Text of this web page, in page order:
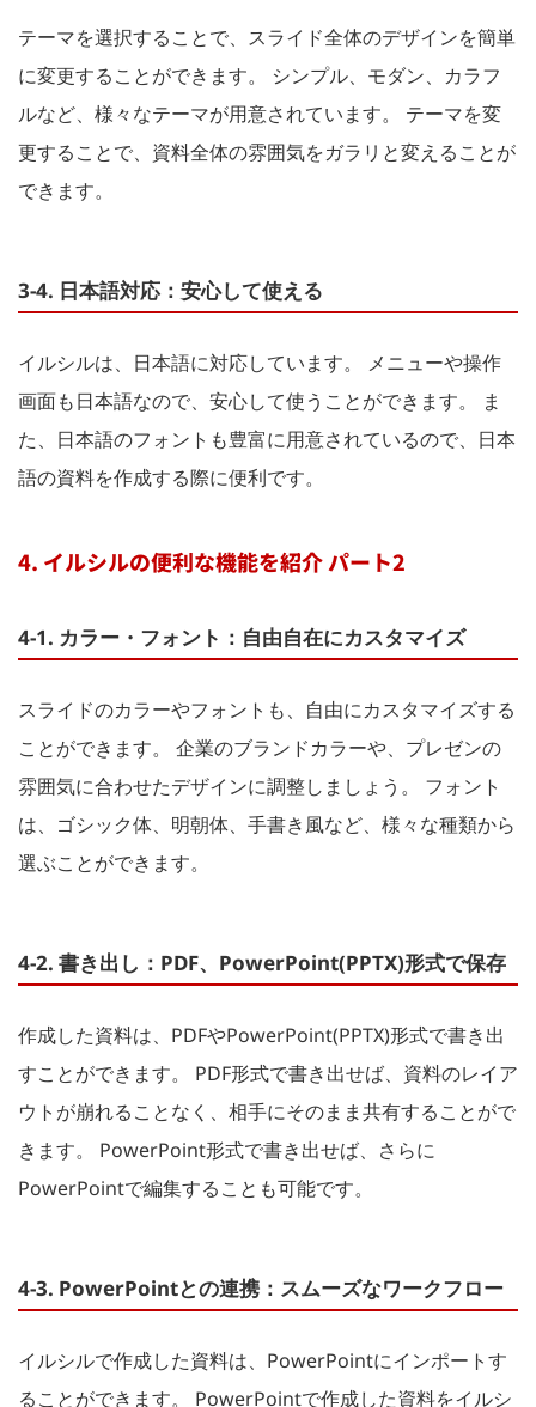
テーマを選択することで、スライド全体のデザインを簡単
に変更することができます。 シンプル、モダン、カラフ
ルなど、様々なテーマが用意されています。 テーマを変
更することで、資料全体の雰囲気をガラリと変えることが
できます。
3-4. 日本語対応：安心して使える
イルシルは、日本語に対応しています。 メニューや操作
画面も日本語なので、安心して使うことができます。 ま
た、日本語のフォントも豊富に用意されているので、日本
語の資料を作成する際に便利です。
4. イルシルの便利な機能を紹介 パート2
4-1. カラー・フォント：自由自在にカスタマイズ
スライドのカラーやフォントも、自由にカスタマイズする
ことができます。 企業のブランドカラーや、プレゼンの
雰囲気に合わせたデザインに調整しましょう。 フォント
は、ゴシック体、明朝体、手書き風など、様々な種類から
選ぶことができます。
4-2. 書き出し：PDF、PowerPoint(PPTX)形式で保存
作成した資料は、PDFやPowerPoint(PPTX)形式で書き出
すことができます。 PDF形式で書き出せば、資料のレイア
ウトが崩れることなく、相手にそのまま共有することがで
きます。 PowerPoint形式で書き出せば、さらに
PowerPointで編集することも可能です。
4-3. PowerPointとの連携：スムーズなワークフロー
イルシルで作成した資料は、PowerPointにインポートす
ることができます。 PowerPointで作成した資料をイルシ